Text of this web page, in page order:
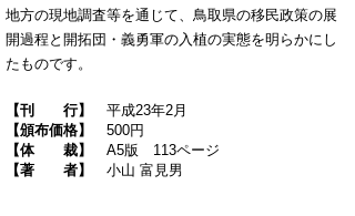
地方の現地調査等を通じて、鳥取県の移民政策の展
開過程と開拓団・義勇軍の入植の実態を明らかにし
たものです。
【刊 行】
平成23年2月
【頒布価格】
500円
【体 裁】
A5版 113ページ
【著 者】 小山 富見男